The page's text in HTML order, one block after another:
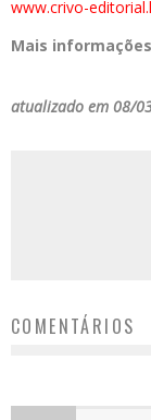
www.crivo-editorial.
Mais
atualizado em 08/
COMENTÁRIOS